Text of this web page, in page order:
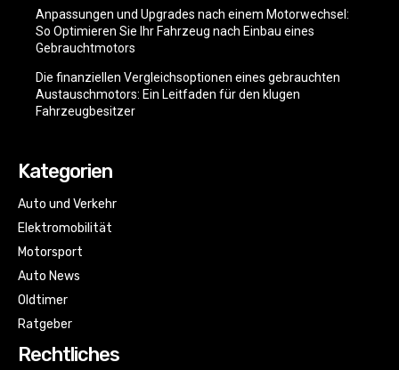
Anpassungen und Upgrades nach einem Motorwechsel:
So Optimieren Sie Ihr Fahrzeug nach Einbau eines
Gebrauchtmotors
Die finanziellen Vergleichsoptionen eines gebrauchten
Austauschmotors: Ein Leitfaden für den klugen
Fahrzeugbesitzer
Kategorien
Auto und Verkehr
Elektromobilität
Motorsport
Auto News
Oldtimer
Ratgeber
Rechtliches